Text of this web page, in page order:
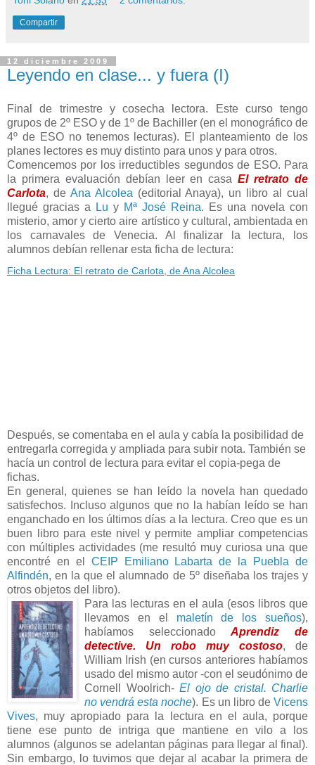
Compartir
12 diciembre 2009
Leyendo en clase... y fuera (I)
Final de trimestre y cosecha lectora. Este curso tengo
grupos de 2º ESO y de 1º de Bachiller (en el monográfico de
4º de ESO no tenemos lecturas). El planteamiento de los
planes lectores es muy distinto para unos y para otros.
Comencemos por los irreductibles segundos de ESO. Para
la primera evaluación debían leer en casaEl retrato de
Carlota, de Ana Alcolea (editorial Anaya), un libro al cual
llegué gracias a
Lu y Mª José Reina. Es una novela con
misterio, amor y cierto aire artístico y cultural, ambientada en
los carnavales de Venecia. Al finalizar la lectura, los
alumnos debían rellenar esta ficha de lectura:
Ficha Lectura: El retrato de Carlota, de Ana Alcolea
Después, se comentaba en el aula y cabía la posibilidad de
entregarla corregida y ampliada para subir nota. También se
hacía un control de lectura para evitar el copia-pega de
fichas.
En general, quienes se han leído la novela han quedado
satisfechos. Incluso algunos que no la habían leído se han
enganchado en los últimos días a la lectura. Creo que es un
buen libro para este nivel y permite ampliar competencias
con múltiples actividades (me resultó muy curiosa una que
encontré en el CEIP Emiliano Labarta de la Puebla de
Alfindén, en la que el alumnado de 5º diseñaba los trajes y
otros objetos del libro).
Para las lecturas en el aula (esos libros que
llevamos en el maletín de los sueños),
habíamos seleccionado
Aprendiz de
detective. Un robo muy costoso, de
William Irish (en cursos anteriores habíamos
usado del mismo autor -con el seudónimo de
Cornell Woolrich- El ojo de cristal. Charlie
no vendrá esta noche). Es un libro de Vicens
Vives, muy apropiado para la lectura en el aula, porque
tiene ese punto de intriga que mantiene en vilo a los
alumnos (algunos se adelantan páginas para llegar al final).
Sin embargo, lo tuvimos que dejar al acabar la primera de